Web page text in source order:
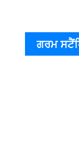
ਗਰਮ